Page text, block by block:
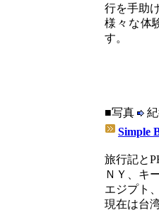
行を手助
様々な体
す。
■写真
Simple
旅行記と
ＮＹ、キ
エジプト
現在は台